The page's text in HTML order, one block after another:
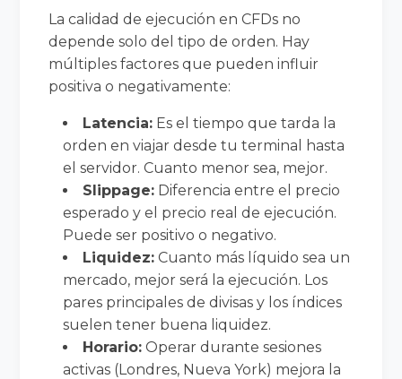
La calidad de ejecución en CFDs no
depende solo del tipo de orden. Hay
múltiples factores que pueden influir
positiva o negativamente:
Latencia: Es el tiempo que tarda la
orden en viajar desde tu terminal hasta
el servidor. Cuanto menor sea, mejor.
Slippage: Diferencia entre el precio
esperado y el precio real de ejecución.
Puede ser positivo o negativo.
Liquidez: Cuanto más líquido sea un
mercado, mejor será la ejecución. Los
pares principales de divisas y los índices
suelen tener buena liquidez.
Horario: Operar durante sesiones
activas (Londres, Nueva York) mejora la